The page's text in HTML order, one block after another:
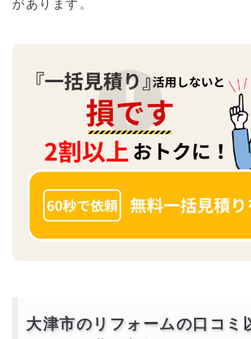
があります。
大津市のリフォームの口コミ